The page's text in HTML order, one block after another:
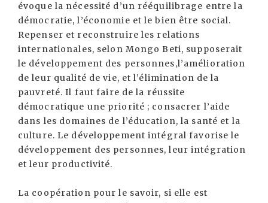
évoque la nécessité d’un rééquilibrage entre la
démocratie, l’économie et le bien être social.
Repenser et reconstruire les relations
internationales, selon Mongo Beti, supposerait
le développement des personnes,l’amélioration
de leur qualité de vie, et l’élimination de la
pauvreté. Il faut faire de la réussite
démocratique une priorité ; consacrer l’aide
dans les domaines de l’éducation, la santé et la
culture. Le développement intégral favorise le
développement des personnes, leur intégration
et leur productivité.
La coopération pour le savoir, si elle est